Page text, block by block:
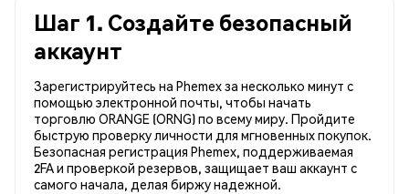
Шаг 1. Создайте безопасный
аккаунт
Зарегистрируйтесь на Phemex за несколько минут с
помощью электронной почты, чтобы начать
торговлю ORANGE (ORNG) по всему миру. Пройдите
быструю проверку личности для мгновенных покупок.
Безопасная регистрация Phemex, поддерживаемая
2FA и проверкой резервов, защищает ваш аккаунт с
самого начала, делая биржу надежной.